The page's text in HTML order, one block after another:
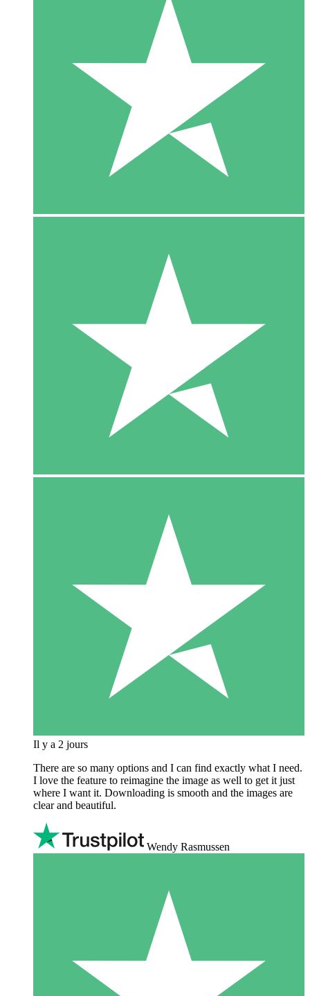
Il y a 2 jours
There are so many options and I can find exactly what I need.
I love the feature to reimagine the image as well to get it just
where I want it. Downloading is smooth and the images are
clear and beautiful.
Wendy Rasmussen